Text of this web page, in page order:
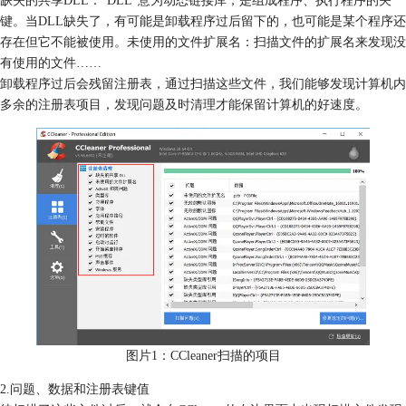
键。当DLL缺失了，有可能是卸载程序过后留下的，也可能是某个程序还
存在但它不能被使用。未使用的文件扩展名：扫描文件的扩展名来发现没
有使用的文件……
卸载程序过后会残留注册表，通过扫描这些文件，我们能够发现计算机内
多余的注册表项目，发现问题及时清理才能保留计算机的好速度。
图片1：CCleaner扫描的项目
2.问题、数据和注册表键值